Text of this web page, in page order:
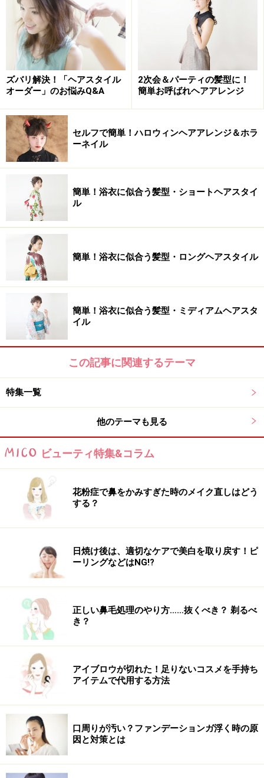
ズバリ解決！「ヘアスタイル
オーダー」のお悩みQ&A
2次会＆パーティの髪型に！
簡単お呼ばれヘアアレンジ
セルフで簡単！ハロウィンヘアアレンジ＆ホラ
ーネイル
簡単！浴衣に似合う髪型・ショートヘアスタイ
ル
簡単！浴衣に似合う髪型・ロングヘアスタイル
簡単！浴衣に似合う髪型・ミディアムヘアスタ
イル
この記事に関連するテーマ
特集一覧
他のテーマも見る
ビューティ特集&コラム
花粉症で鼻をかみすぎた時のメイク直しはどう
する？
日焼け後は、適切なケアで美白を取り戻す！ピ
ーリングなどはNG!?
正しい鼻毛処理のやり方……抜くべき？ 剃るべ
き？
アイブロウが切れた！足りないコスメを手持ち
アイテムで代用する方法
口周りが汚い？ファンデーションガ浮く時の原
因と対策とは